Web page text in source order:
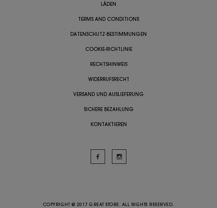
LÄDEN
TERMS AND CONDITIONS
DATENSCHUTZ-BESTIMMUNGEN
COOKIE-RICHTLINIE
RECHTSHINWEIS
WIDERRUFSRECHT
VERSAND UND AUSLIEFERUNG
SICHERE BEZAHLUNG
KONTAKTIEREN
COPYRIGHT @ 2017 GREAT STORE. ALL RIGHTS RESERVED.